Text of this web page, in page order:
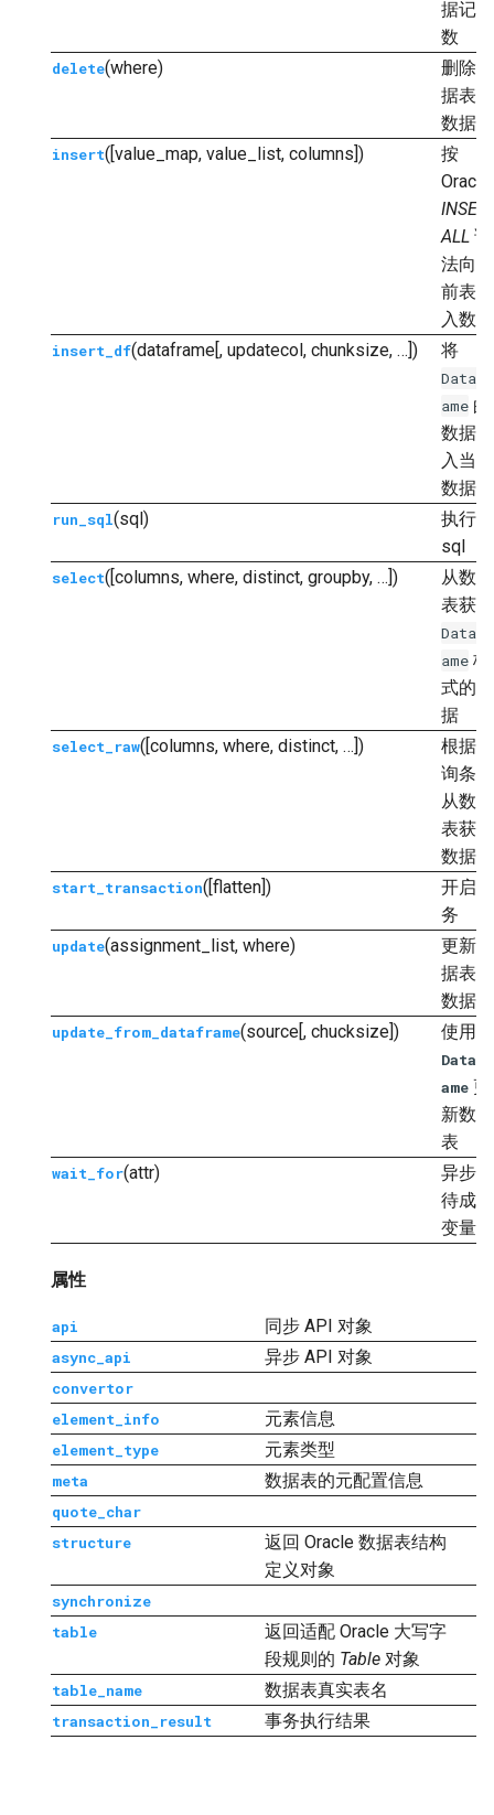
据记录
数
delete(where)
删除数
据表的
数据
insert([value_map, value_list, columns])
按
Oracle
ALL 语
法向当
前表插
入数据
insert_df(dataframe[, updatecol, chunksize, …]) 将
DataFr
ame 的
数据插
入当前
数据表
run_sql(sql)
执行
sql
select([columns, where, distinct, groupby, …])
从数据
表获取
DataFr
ame 格
式的数
据
select_raw([columns, where, distinct, …])
根据查
询条件
从数据
表获取
数据
start_transaction([flatten])
开启事
务
update(assignment_list, where)
更新数
据表的
数据
update_from_dataframe(source[, chucksize]) 使用
DataFr
ame 更
新数据
表
wait_for(attr)
异步等
待成员
变量
属性
api 同步 API 对象
async_api 异步 API 对象
convertor
element_info
元素信息
element_type 元素类型
meta 数据表的元配置信息
quote_char
structure
返回 Oracle 数据表结构
定义对象
synchronize
table
返回适配 Oracle 大写字
段规则的 Table 对象
table_name 数据表真实表名
transaction_result 事务执行结果